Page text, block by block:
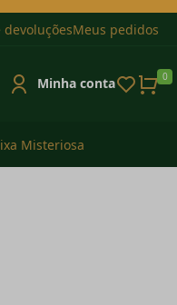
devoluçõesMeus pedidos
Minha conta 0
Misteriosa